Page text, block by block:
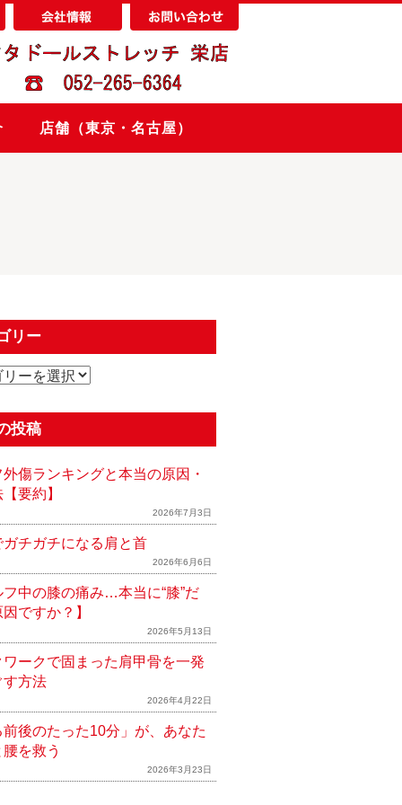
店舗（東京・名古屋）
リー
投稿
傷ランキングと本当の原因・
要約】
2026年7月3日
ガチガチになる肩と首
2026年6月6日
フ中の膝の痛み…本当に“膝”だ
ですか？】
2026年5月13日
ワークで固まった肩甲骨を一発
す方法
2026年4月22日
前後のたった10分」が、あなた
を救う
2026年3月23日